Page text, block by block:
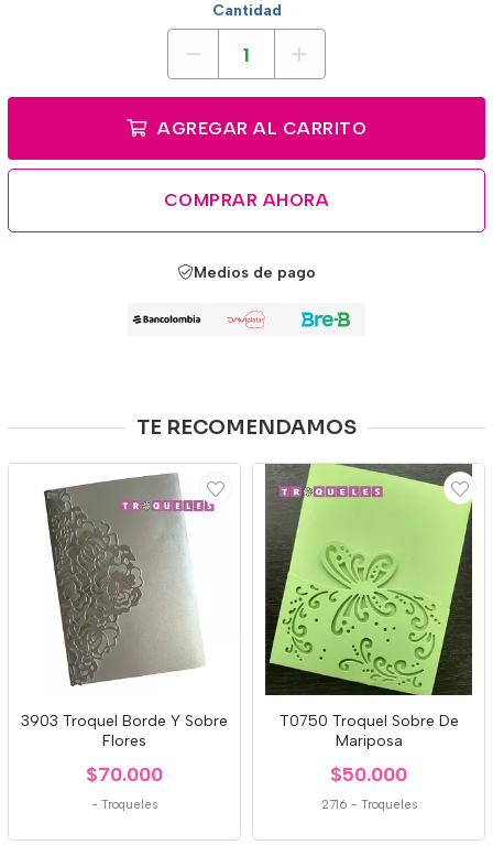
Cantidad
AGREGAR AL CARRITO
COMPRAR AHORA
Medios de pago
TE RECOMENDAMOS
3903 Troquel Borde Y Sobre
Flores
$70.000
- Troqueles
T0750 Troquel Sobre De
Mariposa
$50.000
2716 - Troqueles